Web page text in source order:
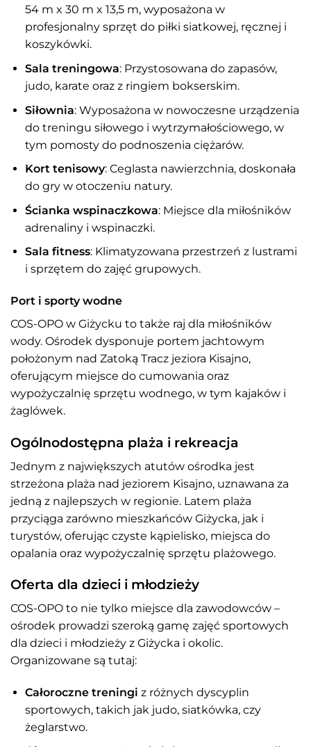
54 m x 30 m x 13,5 m, wyposażona w
profesjonalny sprzęt do piłki siatkowej, ręcznej i
koszykówki.
Sala treningowa: Przystosowana do zapasów,
judo, karate oraz z ringiem bokserskim.
Siłownia: Wyposażona w nowoczesne urządzenia
do treningu siłowego i wytrzymałościowego, w
tym pomosty do podnoszenia ciężarów.
Kort tenisowy: Ceglasta nawierzchnia, doskonała
do gry w otoczeniu natury.
Ścianka wspinaczkowa: Miejsce dla miłośników
adrenaliny i wspinaczki.
Sala fitness: Klimatyzowana przestrzeń z lustrami
i sprzętem do zajęć grupowych.
Port i sporty wodne
COS-OPO w Giżycku to także raj dla miłośników
wody. Ośrodek dysponuje portem jachtowym
położonym nad Zatoką Tracz jeziora Kisajno,
oferującym miejsce do cumowania oraz
wypożyczalnię sprzętu wodnego, w tym kajaków i
żaglówek.
Ogólnodostępna plaża i rekreacja
Jednym z największych atutów ośrodka jest
strzeżona plaża nad jeziorem Kisajno, uznawana za
jedną z najlepszych w regionie. Latem plaża
przyciąga zarówno mieszkańców Giżycka, jak i
turystów, oferując czyste kąpielisko, miejsca do
opalania oraz wypożyczalnię sprzętu plażowego.
Oferta dla dzieci i młodzieży
COS-OPO to nie tylko miejsce dla zawodowców –
ośrodek prowadzi szeroką gamę zajęć sportowych
dla dzieci i młodzieży z Giżycka i okolic.
Organizowane są tutaj:
Całoroczne treningi z różnych dyscyplin
sportowych, takich jak judo, siatkówka, czy
żeglarstwo.